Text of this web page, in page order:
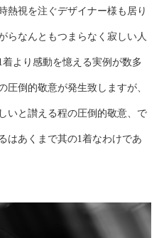
熱視を注ぐデザイナー様も居り
らなんともつまらなく寂しい人
より感動を憶える実例が数多
圧倒的敬意が発生致しますが、
いと讃える程の圧倒的敬意、で
はあくまで其の1着なわけであ